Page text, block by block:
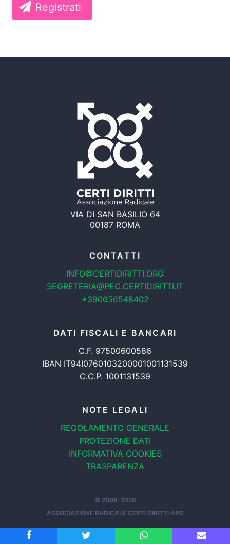
Registrati
VIA DI SAN BASILIO 64
00187 ROMA
CONTATTI
INFO@CERTIDIRITTI.ORG
SEGRETERIA@PEC.CERTIDIRITTI.IT
+390656548402
DATI FISCALI E BANCARI
C.F. 97500600586
IBAN IT94I0760103200001001131539
C.C.P. 1001131539
NOTE LEGALI
REGOLAMENTO GENERALE
PROTEZIONE DATI
INFORMATIVA COOKIES
TRASPARENZA
© 2008-2026
ASSOCIAZIONE RADICALE CERTI DIRITTI APS